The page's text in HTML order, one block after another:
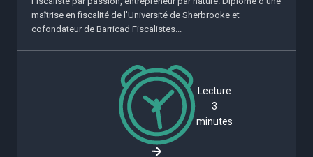
maîtrise en fiscalité de l'Université de Sherbrooke et
cofondateur de Barricad Fiscalistes...
Lecture
3
minutes